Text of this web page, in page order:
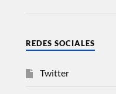
REDES SOCIALES
Twitter